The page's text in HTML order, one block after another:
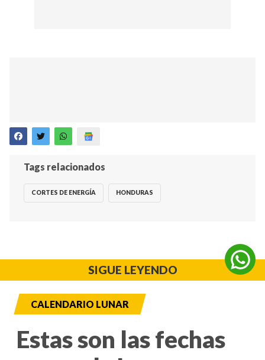
Tags relacionados
CORTES DE ENERGÍA HONDURAS
SIGUE LEYENDO
CALENDARIO LUNAR
Estas son las fechas